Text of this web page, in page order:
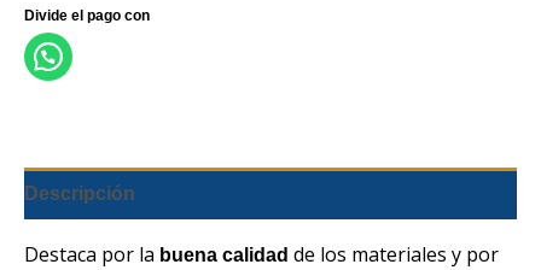
Descripción
Destaca por la buena calidad de los materiales y por